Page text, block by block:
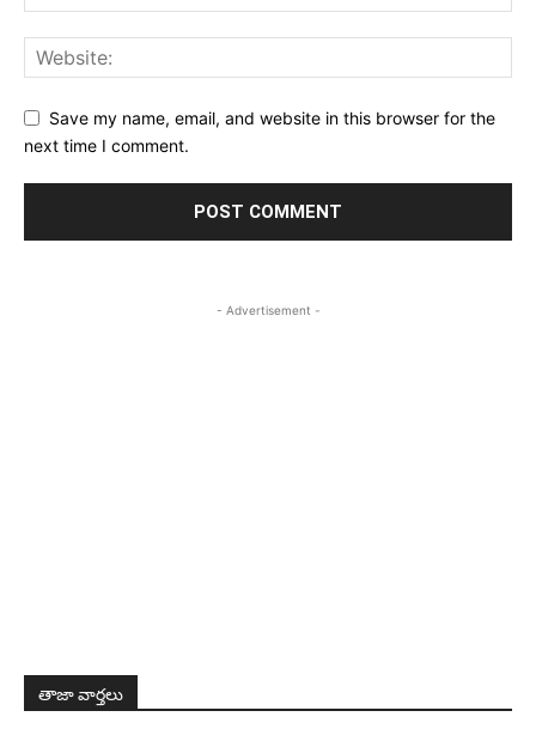
Save my name, email, and website in this browser for the
next time I comment.
- Advertisement -
తాజా వార్తలు